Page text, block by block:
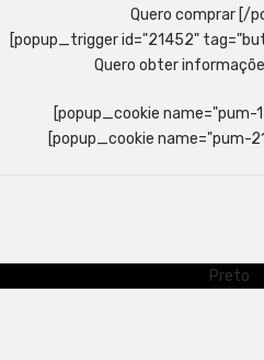
Quero comprar [/
[popup_trigger id="21452"
Quero obter
[popup_cookie name="pum-
[popup_cookie name="pum-
Preto